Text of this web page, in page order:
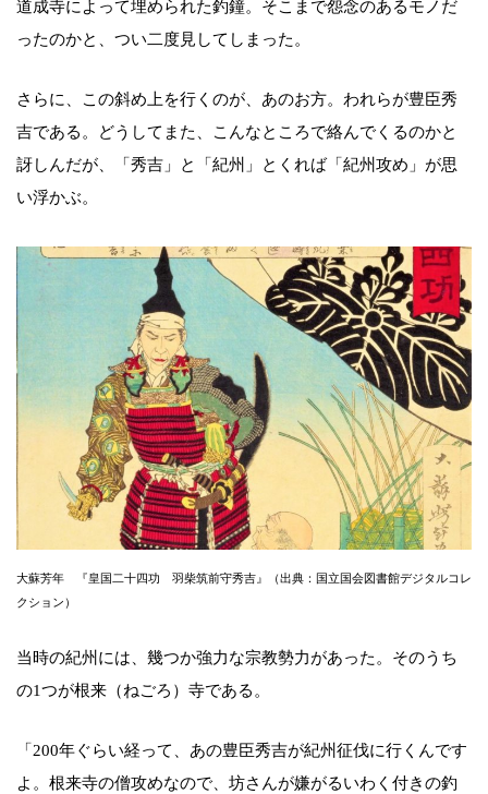
道成寺によって埋められた釣鐘。そこまで怨念のあるモノだ
ったのかと、つい二度見してしまった。
さらに、この斜め上を行くのが、あのお方。われらが豊臣秀
吉である。どうしてまた、こんなところで絡んでくるのかと
訝しんだが、「秀吉」と「紀州」とくれば「紀州攻め」が思
い浮かぶ。
大蘇芳年 『皇国二十四功 羽柴筑前守秀吉』（出典：国立国会図書館デジタルコレ
クション）
当時の紀州には、幾つか強力な宗教勢力があった。そのうち
の1つが根来（ねごろ）寺である。
「200年ぐらい経って、あの豊臣秀吉が紀州征伐に行くんです
よ。根来寺の僧攻めなので、坊さんが嫌がるいわく付きの釣